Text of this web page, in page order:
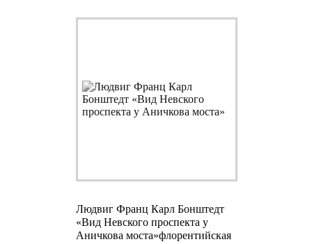
Людвиг Франц Карл Бонштедт
«Вид Невского проспекта у
Аничкова моста»флорентийская